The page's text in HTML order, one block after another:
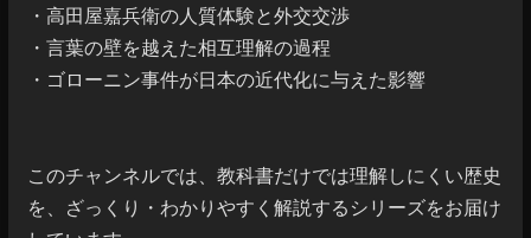
・高田屋嘉兵衛の人質体験と外交交渉
・言葉の壁を越えた相互理解の過程
・ゴローニン事件が日本の近代化に与えた影響
このチャンネルでは、教科書だけでは理解しにくい歴史
を、ざっくり・わかりやすく解説するシリーズをお届け